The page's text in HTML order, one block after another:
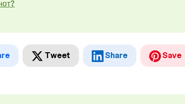
Tweet Share Save